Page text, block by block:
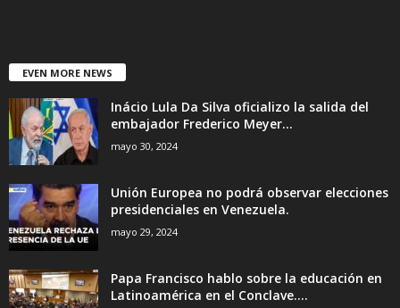
EVEN MORE NEWS
Inácio Lula Da Silva oficializo la salida del
embajador Frederico Meyer...
mayo 30, 2024
Unión Europea no podrá observar elecciones
presidenciales en Venezuela.
mayo 29, 2024
Papa Francisco hablo sobre la educación en
Latinoamérica en el Conclave....